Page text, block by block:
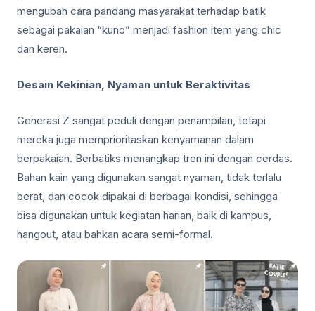
mengubah cara pandang masyarakat terhadap batik
sebagai pakaian “kuno” menjadi fashion item yang chic
dan keren.
Desain Kekinian, Nyaman untuk Beraktivitas
Generasi Z sangat peduli dengan penampilan, tetapi
mereka juga memprioritaskan kenyamanan dalam
berpakaian. Berbatiks menangkap tren ini dengan cerdas.
Bahan kain yang digunakan sangat nyaman, tidak terlalu
berat, dan cocok dipakai di berbagai kondisi, sehingga
bisa digunakan untuk kegiatan harian, baik di kampus,
hangout, atau bahkan acara semi-formal.